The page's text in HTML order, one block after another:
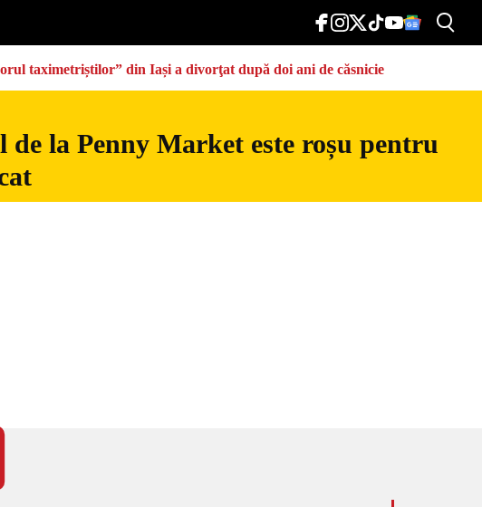
taximetriștilor” din Iași a divorţat după doi ani de căsnicie
la Penny Market este roșu pentru